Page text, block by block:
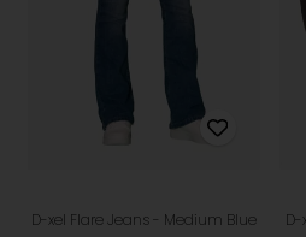
D-xel Flare Jeans - Medium Blue D-